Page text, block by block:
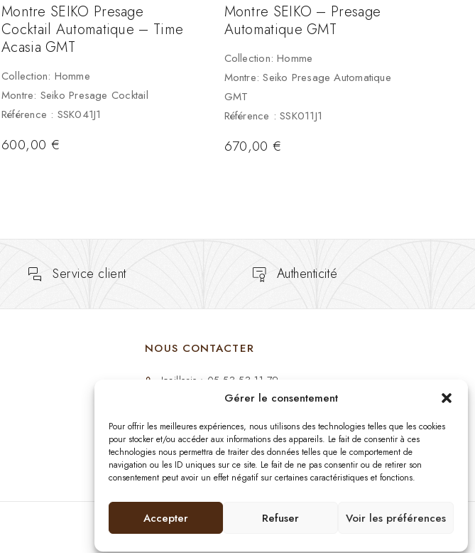
Gérer le consentement
Pour offrir les meilleures expériences, nous utilisons des technologies telles que les cookies
pour stocker et/ou accéder aux informations des appareils. Le fait de consentir à ces
technologies nous permettra de traiter des données telles que le comportement de
navigation ou les ID uniques sur ce site. Le fait de ne pas consentir ou de retirer son
consentement peut avoir un effet négatif sur certaines caractéristiques et fonctions.
Accepter Refuser Voir les préférences
Montre SEIKO Presage
Cocktail Automatique – Time
Acasia GMT
Collection: Homme
Montre: Seiko Presage Cocktail
Référence : SSK041J1
600,00 €
Montre SEIKO – Presage
Automatique GMT
Collection: Homme
Montre: Seiko Presage Automatique
GMT
Référence : SSK011J1
670,00€
Service client Authenticité
NOUS CONTACTER
Joaillerie : 05 53 53 11 79
Mardi au Samedi: 09:00 - 19:00
bijouterie.lavergne@orange.fr